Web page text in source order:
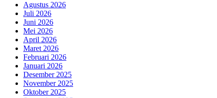
Agustus 2026
Juli 2026
Juni 2026
Mei 2026
April 2026
Maret 2026
Februari 2026
Januari 2026
Desember 2025
November 2025
Oktober 2025